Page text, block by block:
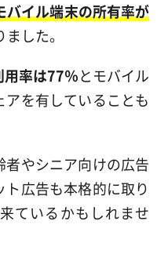
バイル端末の所有率が
した。
用率は77％とモバイル
を有していることも
者やシニア向けの広告
広告も本格的に取り
ているかもしれませ